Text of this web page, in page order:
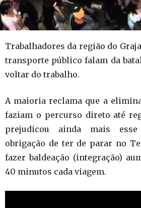
Trabalhadores da região do
transporte público falam da
voltar do trabalho.
A maioria reclama que a
faziam o percurso direto até
prejudicou ainda mais esse
obrigação de ter de parar no
fazer baldeação (integração)
40 minutos cada viagem.